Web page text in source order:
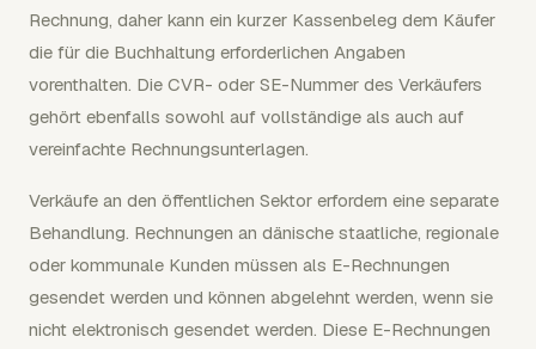
Rechnung, daher kann ein kurzer Kassenbeleg dem Käufer
die für die Buchhaltung erforderlichen Angaben
vorenthalten. Die CVR- oder SE-Nummer des Verkäufers
gehört ebenfalls sowohl auf vollständige als auch auf
vereinfachte Rechnungsunterlagen.
Verkäufe an den öffentlichen Sektor erfordern eine separate
Behandlung. Rechnungen an dänische staatliche, regionale
oder kommunale Kunden müssen als E-Rechnungen
gesendet werden und können abgelehnt werden, wenn sie
nicht elektronisch gesendet werden. Diese E-Rechnungen